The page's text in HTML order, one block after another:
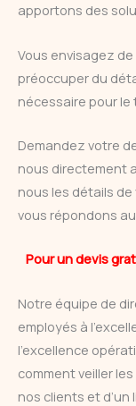
apportons des
Vous envisagez
préoccuper du
nécessaire pour le
Demandez votre
nous directement
nous les détails
vous répondons au
Pour un devis
Notre équipe de
employés à
l’excellence
comment veiller
nos clients et d’un